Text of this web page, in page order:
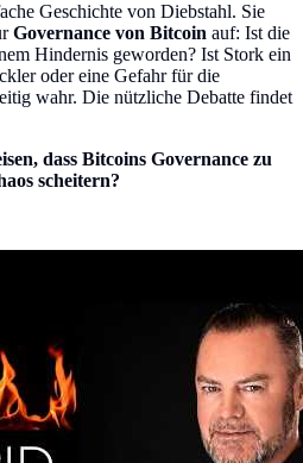
Geschichte von Diebstahl. Sie
Governance von Bitcoin auf: Ist die
Hindernis geworden? Ist Stork ein
oder eine Gefahr für die
wahr. Die nützliche Debatte findet
dass Bitcoins Governance zu
scheitern?